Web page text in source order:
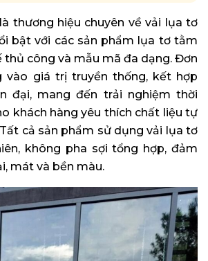
là thương hiệu chuyên về vải lụa tơ
bật với các sản phẩm lụa tơ tằm
thủ công và mẫu mã đa dạng. Đơn
vào giá trị truyền thống, kết hợp
đại, mang đến trải nghiệm thời
khách hàng yêu thích chất liệu tự
cả sản phẩm sử dụng vải lụa tơ
không pha sợi tổng hợp, đảm
mát và bền màu.